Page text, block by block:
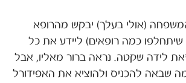
(אולי בעלך) יבקש מהרופא
כמה רופאים) ליידע את כל
לידה שקטה. נראה ברור מאליו, אבל
שבאה להכניס ולהוציא את האפידורל